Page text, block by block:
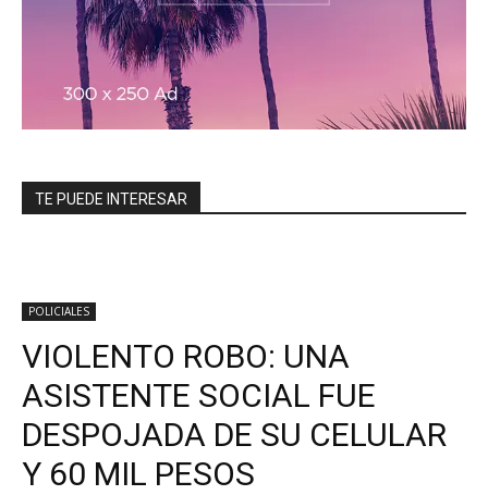
TE PUEDE INTERESAR